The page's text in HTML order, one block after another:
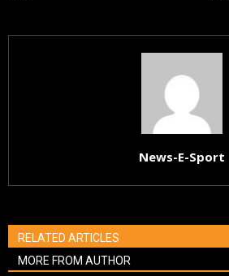
News-E-Sport
RELATED ARTICLES
MORE FROM AUTHOR